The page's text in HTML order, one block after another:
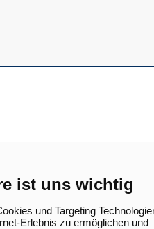
ist uns wichtig
und Targeting
Erlebnis zu ermöglichen und